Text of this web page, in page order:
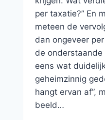
per taxatie?” En
meteen de
dan ongeveer
de
eens wat
geheimzinnig
hangt ervan af”,
beeld…